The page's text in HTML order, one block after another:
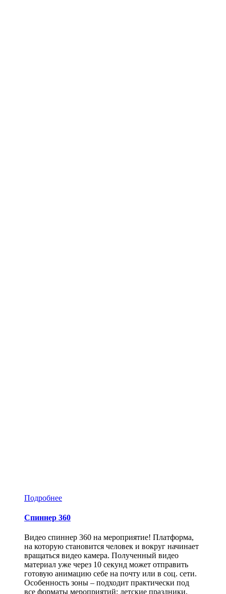
Подробнее
Спиннер 360
Видео спиннер 360 на мероприятие! Платформа,
на которую становится человек и вокруг начинает
вращаться видео камера. Полученный видео
материал уже через 10 секунд может отправить
готовую анимацию себе на почту или в соц. сети.
Особенность зоны – подходит практически под
все форматы мероприятий: детские праздники,